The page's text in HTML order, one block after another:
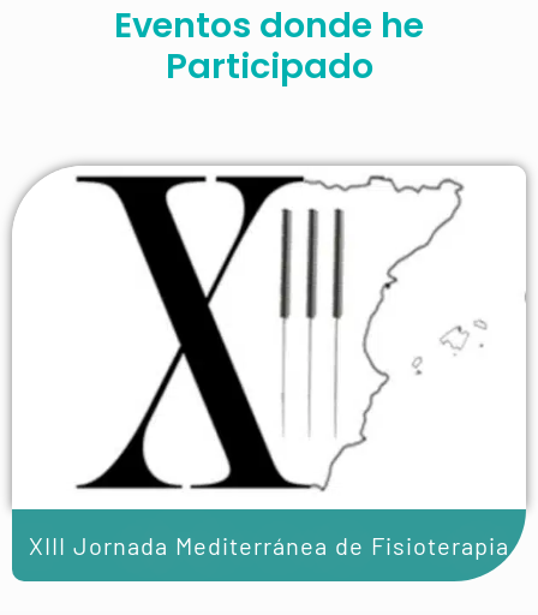
Eventos donde he
Participado
XIII Jornada Mediterránea de Fisioterapia